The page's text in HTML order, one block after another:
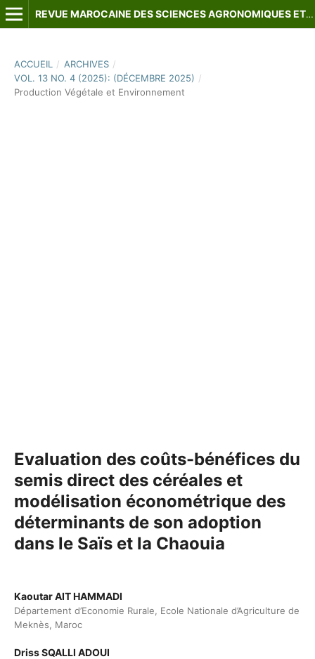
REVUE MAROCAINE DES SCIENCES AGRONOMIQUES ET VÉTÉRINAIRES
ACCUEIL / ARCHIVES /
VOL. 13 NO. 4 (2025): (DÉCEMBRE 2025) /
Production Végétale et Environnement
Evaluation des coûts-bénéfices du
semis direct des céréales et
modélisation économétrique des
déterminants de son adoption
dans le Saïs et la Chaouia
Kaoutar AIT HAMMADI
Département d’Economie Rurale, Ecole Nationale d’Agriculture de
Meknès, Maroc
Driss SQALLI ADOUI